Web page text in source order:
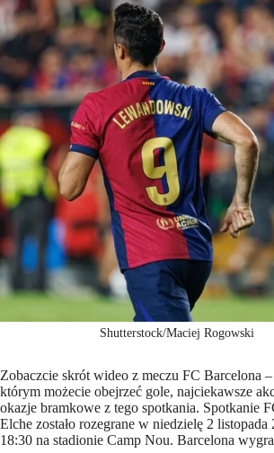
Shutterstock/Maciej Rogowski
Zobaczcie skrót wideo z meczu FC Barcelona
którym możecie obejrzeć gole, najciekawsze
okazje bramkowe z tego spotkania. Spotkanie
Elche zostało rozegrane w niedzielę 2
18:30 na stadionie Camp Nou. Barcelona